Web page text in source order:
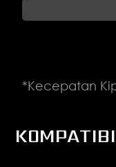
*Kecepatan